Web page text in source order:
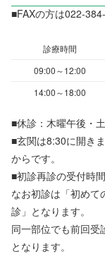
■FAXの方は022-
診療時間
09:00～12:00
14:00～18:00
■休診：木曜午後・
■玄関は8:30に開き
からです。
■初診再診の受付時
なお初診は「初めて
診」となります。
同一部位でも前回受
となります。